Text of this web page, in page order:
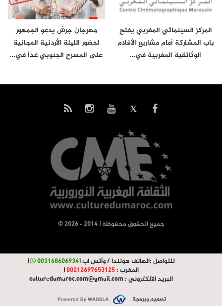
المركز السينمائي المغربي يفتح
باب المشاركة أمام مشاريع الأفلام
الوثائقية المغربية في…
مهرجان جرش يدعو الجمهور
لحضور الليلة الأردنية المجانية
على المسرح الجنوبي غداً في…
© جميع الحقوق محفوظة | 2014 - 2026
للتواصل :الهاتف هولندا / وآتس اب0031686069341
|
المغرب :00212697653125
|
البريد الالكتروني :culturedumaroc.com@gmail.com
تصميم وبرمجة